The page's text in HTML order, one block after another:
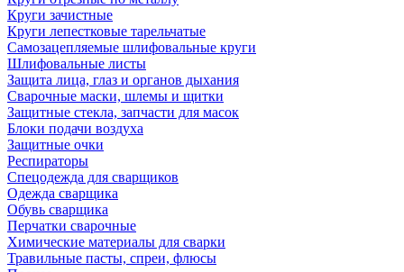
Круги зачистные
Круги лепестковые тарельчатые
Самозацепляемые шлифовальные круги
Шлифовальные листы
Защита лица, глаз и органов дыхания
Сварочные маски, шлемы и щитки
Защитные стекла, запчасти для масок
Блоки подачи воздуха
Защитные очки
Респираторы
Спецодежда для сварщиков
Одежда сварщика
Обувь сварщика
Перчатки сварочные
Химические материалы для сварки
Травильные пасты, спреи, флюсы